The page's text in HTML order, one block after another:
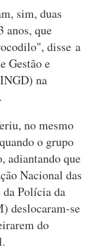
sim, duas
anos, que
disse a
Gestão e
na
no mesmo
o grupo
adiantando que
Nacional das
da Polícia da
deslocaram-se
do